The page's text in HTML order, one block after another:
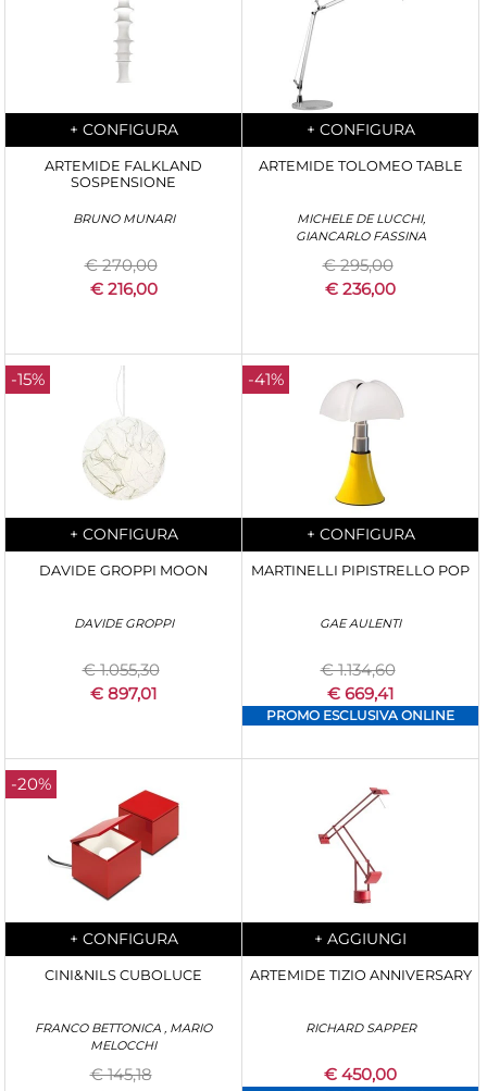
Quantity
+ CONFIGURA
ARTEMIDE FALKLAND
SOSPENSIONE
BRUNO MUNARI
€ 270,00
€ 216,00
Quantity
+ CONFIGURA
ARTEMIDE TOLOMEO TABLE
MICHELE DE LUCCHI,
GIANCARLO FASSINA
€ 295,00
€ 236,00
-15%
Quantity
+ CONFIGURA
DAVIDE GROPPI MOON
DAVIDE GROPPI
€ 1.055,30
€ 897,01
-41%
Quantity
+ CONFIGURA
MARTINELLI PIPISTRELLO POP
GAE AULENTI
€ 1.134,60
€ 669,41
PROMO ESCLUSIVA ONLINE
-20%
Quantity
+ CONFIGURA
CINI&NILS CUBOLUCE
FRANCO BETTONICA , MARIO
MELOCCHI
€ 145,18
Quantity
+ AGGIUNGI
ARTEMIDE TIZIO ANNIVERSARY
RICHARD SAPPER
€ 450,00